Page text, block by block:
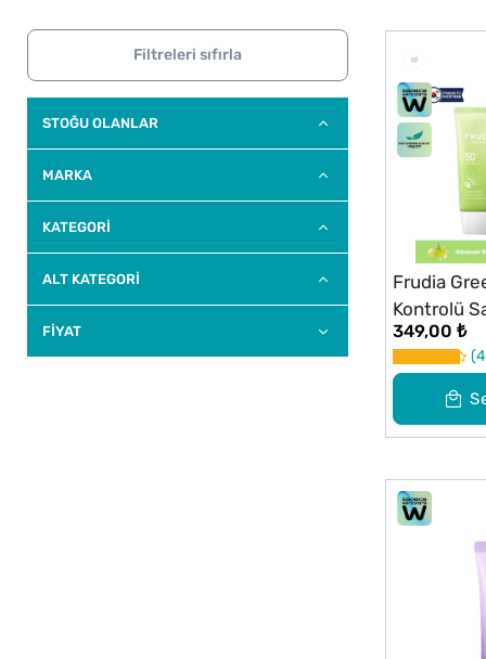
Filtreleri sıfırla
STOĞU OLANLAR
MARKA
KATEGORİ
ALT KATEGORI
FİYAT
Frudia
Kontrolü
Serinletici
Kremi
349,00 ₺